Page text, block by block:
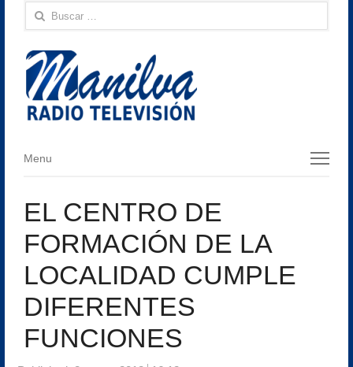
Buscar:
Menu
Menu
EL CENTRO DE
FORMACIÓN DE LA
LOCALIDAD CUMPLE
DIFERENTES
FUNCIONES